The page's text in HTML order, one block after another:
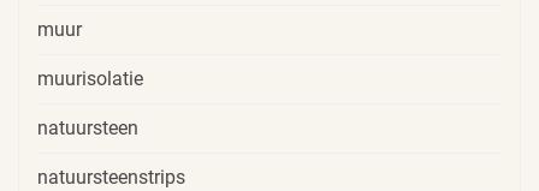
muur
muurisolatie
natuursteen
natuursteenstrips